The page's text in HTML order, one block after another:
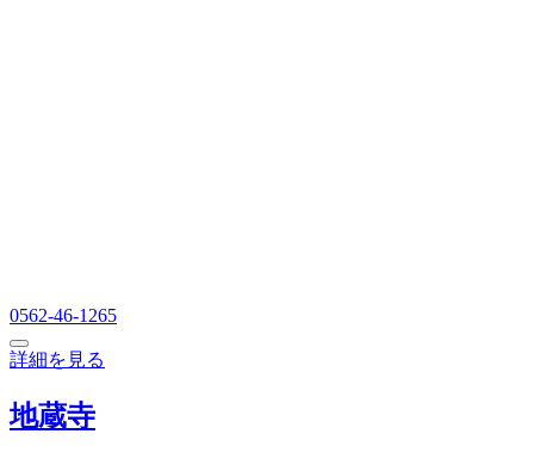
0562-46-1265
詳細を見る
地蔵寺